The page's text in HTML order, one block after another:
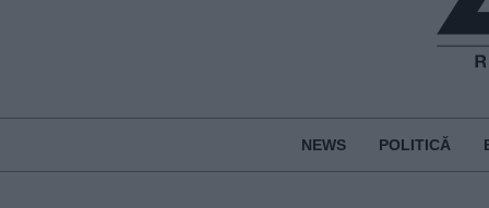
NEWS POLITICĂ